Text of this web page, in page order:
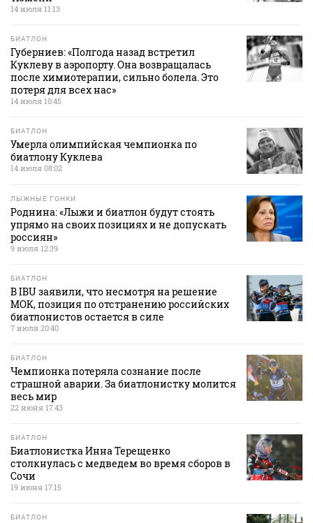
14 июля 11:13
БИАТЛОН
Губерниев: «Полгода назад встретил
Куклеву в аэропорту. Она возвращалась
после химиотерапии, сильно болела. Это
потеря для всех нас»
14 июля 10:45
БИАТЛОН
Умерла олимпийская чемпионка по
биатлону Куклева
14 июля 08:02
ЛЫЖНЫЕ ГОНКИ
Роднина: «Лыжи и биатлон будут стоять
упрямо на своих позициях и не допускать
россиян»
9 июля 12:39
БИАТЛОН
В IBU заявили, что несмотря на решение
МОК, позиция по отстранению российских
биатлонистов остается в силе
7 июля 20:40
БИАТЛОН
Чемпионка потеряла сознание после
страшной аварии. За биатлонистку молится
весь мир
22 июня 17:43
БИАТЛОН
Биатлонистка Инна Терещенко
столкнулась с медведем во время сборов в
Сочи
19 июня 17:15
БИАТЛОН